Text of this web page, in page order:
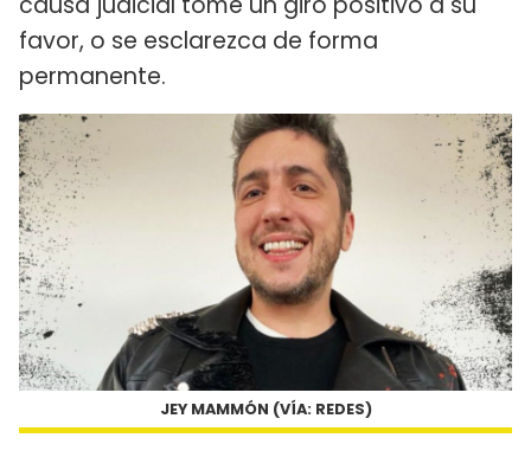
favor, o se esclarezca de forma
permanente.
JEY MAMMÓN (VÍA: REDES)